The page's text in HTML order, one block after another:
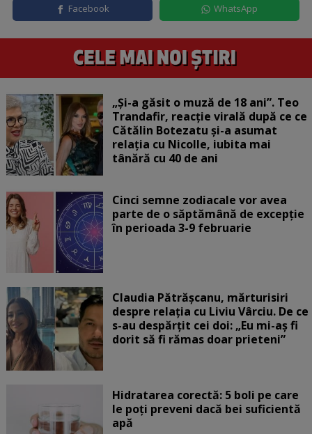
Facebook WhatsApp
„Și-a găsit o muză de 18 ani”. Teo
Trandafir, reacție virală după ce ce
Cătălin Botezatu și-a asumat
relația cu Nicolle, iubita mai
tânără cu 40 de ani
Cinci semne zodiacale vor avea
parte de o săptămână de excepție
în perioada 3-9 februarie
Claudia Pătrășcanu, mărturisiri
despre relația cu Liviu Vârciu. De ce
s-au despărțit cei doi: „Eu mi-aș fi
dorit să fi rămas doar prieteni”
Hidratarea corectă: 5 boli pe care
le poți preveni dacă bei suficientă
apă